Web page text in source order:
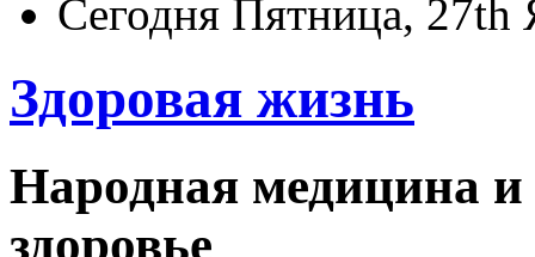
Сегодня Пятница, 27th
Здоровая жизнь
Народная медицина и
здоровье